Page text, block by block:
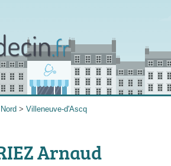
Nord > Villeneuve-d'Ascq
Arnaud